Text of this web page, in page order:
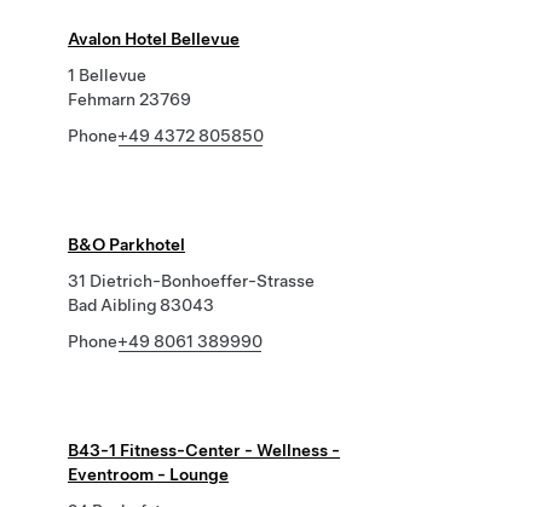
Avalon Hotel Bellevue
1 Bellevue
Fehmarn 23769
Phone+49 4372 805850
B&O Parkhotel
31 Dietrich-Bonhoeffer-Strasse
Bad Aibling 83043
Phone+49 8061 389990
B43-1 Fitness-Center - Wellness -
Eventroom - Lounge